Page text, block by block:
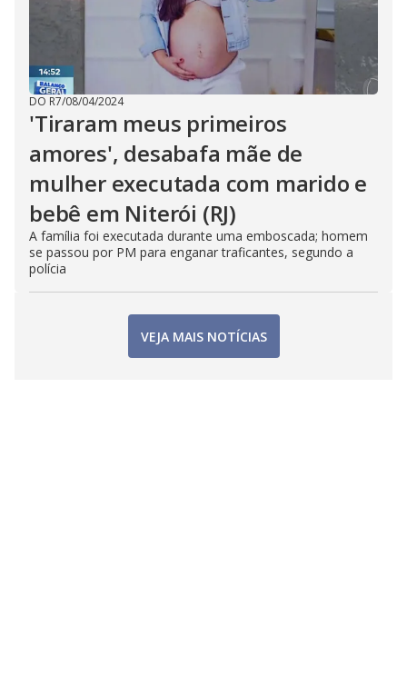
DO R7/08/04/2024
'Tiraram meus primeiros
amores', desabafa mãe de
mulher executada com marido e
bebê em Niterói (RJ)
A família foi executada durante uma emboscada; homem
se passou por PM para enganar traficantes, segundo a
polícia
VEJA MAIS NOTÍCIAS